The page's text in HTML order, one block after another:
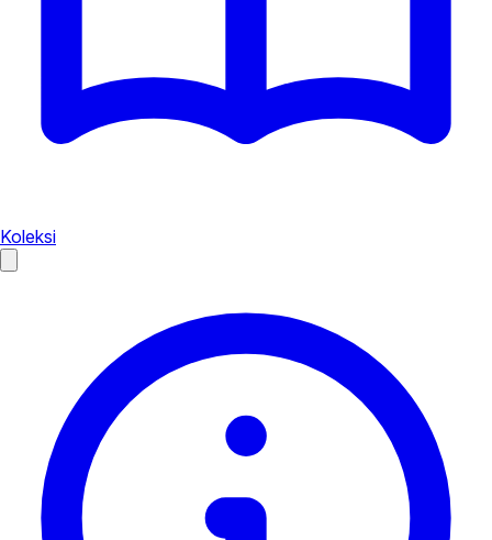
Koleksi